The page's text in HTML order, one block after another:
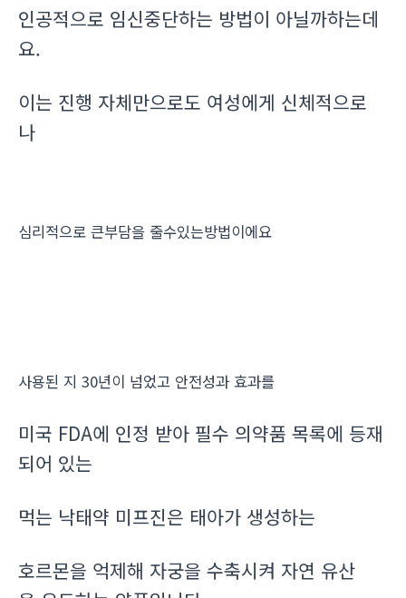
인공적으로 임신중단하는 방법이 아닐까하는데
요.
이는 진행 자체만으로도 여성에게 신체적으로
나
심리적으로 큰부담을 줄수있는방법이에요
사용된 지 30년이 넘었고 안전성과 효과를
미국 FDA에 인정 받아 필수 의약품 목록에 등재
되어 있는
먹는 낙태약 미프진은 태아가 생성하는
호르몬을 억제해 자궁을 수축시켜 자연 유산